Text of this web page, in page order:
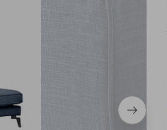
Volgend
item